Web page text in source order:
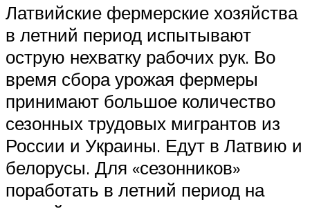
Латвийские фермерские хозяйства
в летний период испытывают
острую нехватку рабочих рук. Во
время сбора урожая фермеры
принимают большое количество
сезонных трудовых мигрантов из
России и Украины. Едут в Латвию и
белорусы. Для «сезонников»
поработать в летний период на